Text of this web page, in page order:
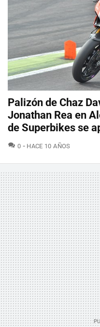
Palizón de Chaz
Jonathan Rea en
de Superbikes se
0 COMENTARIOS
HACE 10 AÑOS